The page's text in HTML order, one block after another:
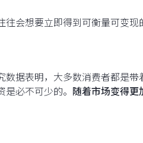
会想要立即得到可衡量可变
据表明，大多数消费者都是
必不可少的。 随着市场变得